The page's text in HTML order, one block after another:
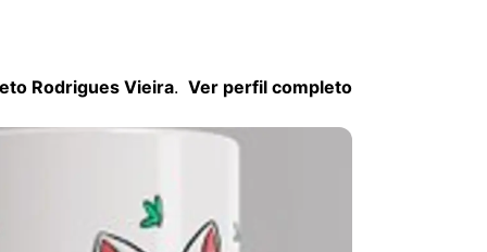
Rodrigues Vieira. Ver perfil completo